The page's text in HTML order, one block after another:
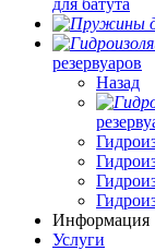
для батута
резервуаров
Назад
Информация
Услуги